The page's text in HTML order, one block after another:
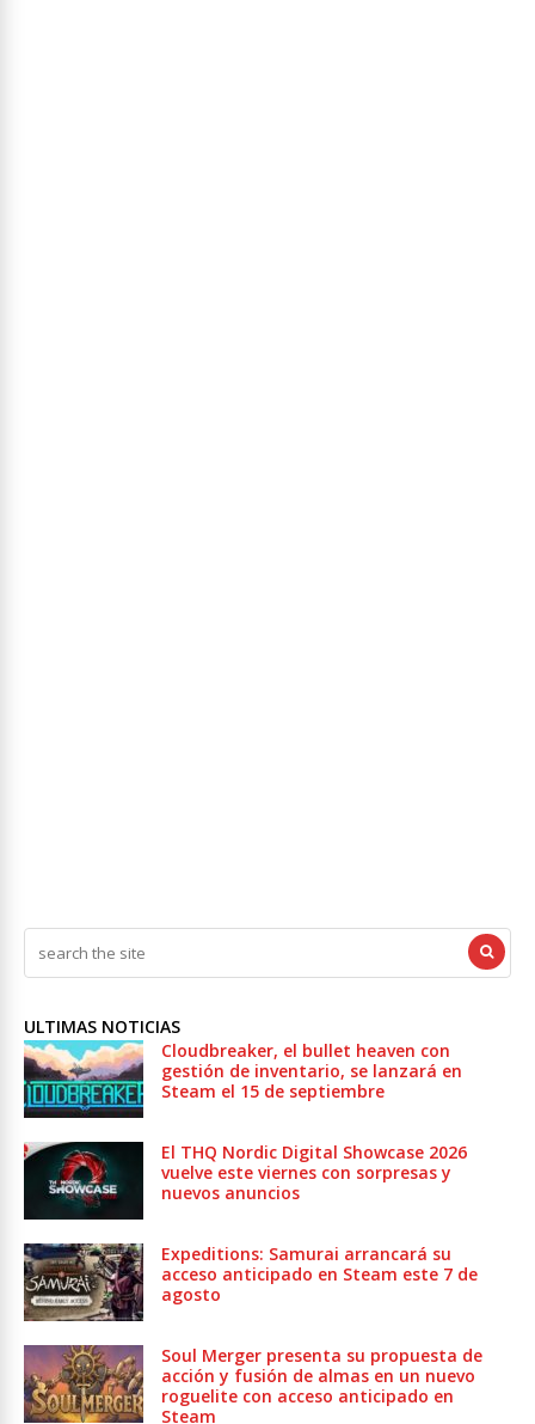
ULTIMAS NOTICIAS
Cloudbreaker, el bullet heaven con
gestión de inventario, se lanzará en
Steam el 15 de septiembre
El THQ Nordic Digital Showcase 2026
vuelve este viernes con sorpresas y
nuevos anuncios
Expeditions: Samurai arrancará su
acceso anticipado en Steam este 7 de
agosto
Soul Merger presenta su propuesta de
acción y fusión de almas en un nuevo
roguelite con acceso anticipado en
Steam